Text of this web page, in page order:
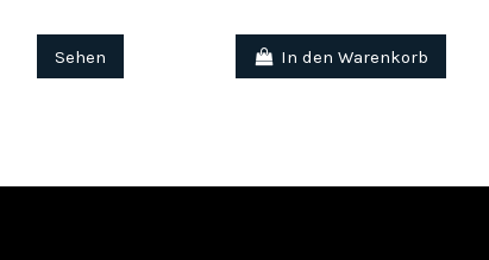
Sehen In den Warenkorb